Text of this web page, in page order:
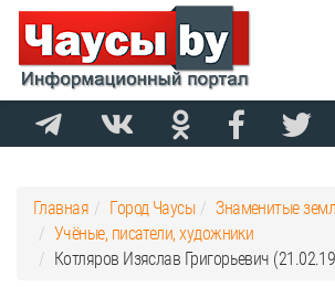
Главная Город Чаусы
Знаменитые
Учёные, писатели, художники
Котляров Изяслав Григорьевич